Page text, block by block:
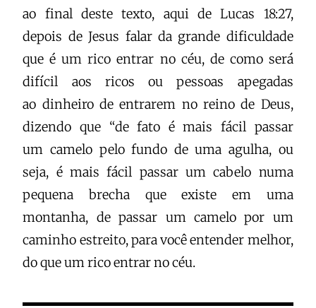
ao final deste texto, aqui de Lucas 18:27,
depois de Jesus falar da grande dificuldade
que é um rico entrar no céu, de como será
difícil aos ricos ou pessoas apegadas
ao dinheiro de entrarem no reino de Deus,
dizendo que “de fato é mais fácil passar
um camelo pelo fundo de uma agulha, ou
seja, é mais fácil passar um cabelo numa
pequena brecha que existe em uma
montanha, de passar um camelo por um
caminho estreito, para você entender melhor,
do que um rico entrar no céu.